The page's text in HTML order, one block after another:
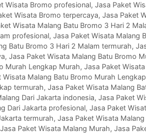
Wisata Bromo profesional, Jasa Paket
Wisata Bromo terpercaya, Jasa Paket
Wisata Malang Batu Bromo 3 Hari 2
profesional, Jasa Paket Wisata Malang
Batu Bromo 3 Hari 2 Malam termurah,
, Jasa Paket Wisata Malang Batu Bromo
Murah Lengkap Murah, Jasa Paket
Wisata Malang Batu Bromo Murah
termurah, Jasa Paket Wisata Malang
Dari Jakarta indonesia, Jasa Paket
Dari Jakarta profesional, Jasa Paket
termurah, Jasa Paket Wisata
Jasa Paket Wisata Malang Murah, Jasa